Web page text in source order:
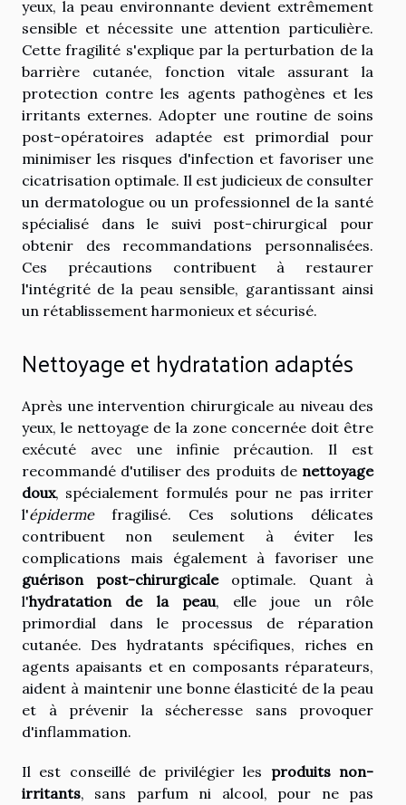
yeux, la peau environnante devient extrêmement
sensible et nécessite une attention particulière.
Cette fragilité s'explique par la perturbation de la
barrière cutanée, fonction vitale assurant la
protection contre les agents pathogènes et les
irritants externes. Adopter une routine de soins
post-opératoires adaptée est primordial pour
minimiser les risques d'infection et favoriser une
cicatrisation optimale. Il est judicieux de consulter
un dermatologue ou un professionnel de la santé
spécialisé dans le suivi post-chirurgical pour
obtenir des recommandations personnalisées.
Ces précautions contribuent à restaurer
l'intégrité de la peau sensible, garantissant ainsi
un rétablissement harmonieux et sécurisé.
Nettoyage et hydratation adaptés
Après une intervention chirurgicale au niveau des
yeux, le nettoyage de la zone concernée doit être
exécuté avec une infinie précaution. Il est
recommandé d'utiliser des produits de nettoyage
doux, spécialement formulés pour ne pas irriter
l'épidermefragilisé. Ces solutions délicates
contribuent non seulement à éviter les
complications mais également à favoriser une
guérison post-chirurgicaleoptimale. Quant à
l'hydratation de la peau, elle joue un rôle
primordial dans le processus de réparation
cutanée. Des hydratants spécifiques, riches en
agents apaisants et en composants réparateurs,
aident à maintenir une bonne élasticité de la peau
et à prévenir la sécheresse sans provoquer
d'inflammation.
Il est conseillé de privilégier les produits non-
irritants, sans parfum ni alcool, pour ne pas